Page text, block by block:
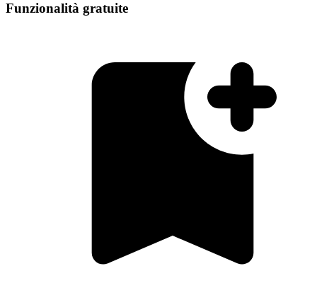
Funzionalità gratuite